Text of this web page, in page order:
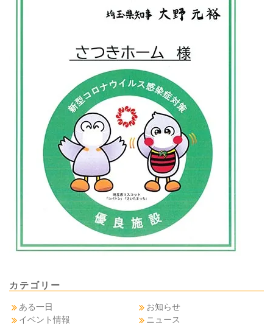
カテゴリー
ある一日
お知らせ
イベント情報
ニュース